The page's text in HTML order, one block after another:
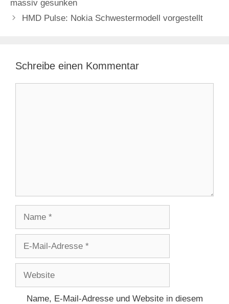
massiv gesunken
HMD Pulse: Nokia Schwestermodell vorgestellt
Schreibe einen Kommentar
Adresse
Name, E-Mail-Adresse und Website in diesem